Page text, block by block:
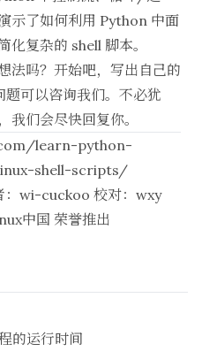
示了如何利用 Python 中面
化复杂的 shell 脚本。
法吗？开始吧，写出自己的
可以咨询我们。不必犹
我们会尽快回复你。
learn-python-
shell-scripts/
wi-cuckoo 校对： wxy
中国 荣誉推出
的运行时间